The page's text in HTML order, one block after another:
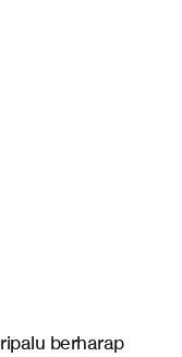
berharap